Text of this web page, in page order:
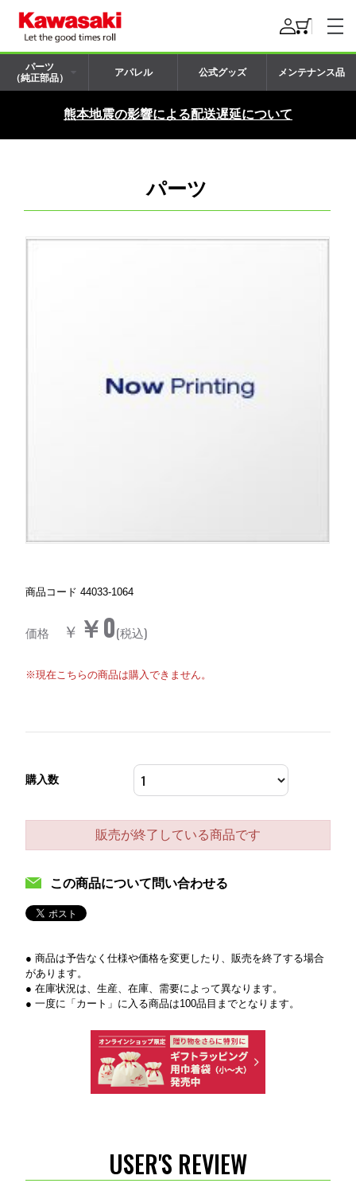
パーツ
（純正部品）
アパレル 公式グッズ メンテナンス品
熊本地震の影響による配送遅延について
パーツ
商品コード 44033-1064
価格 ￥ ￥0(税込)
※現在こちらの商品は購入できません。
購入数
販売が終了している商品です
この商品について問い合わせる
● 商品は予告なく仕様や価格を変更したり、販売を終了する場合
があります。
● 在庫状況は、生産、在庫、需要によって異なります。
● 一度に「カート」に入る商品は100品目までとなります。
USER'S REVIEW